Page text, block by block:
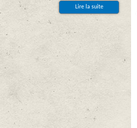
Lire la suite